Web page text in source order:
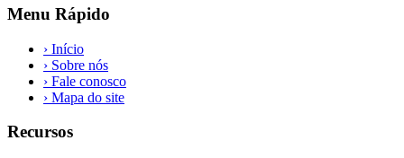
Menu Rápido
› Início
› Sobre nós
› Fale conosco
› Mapa do site
Recursos